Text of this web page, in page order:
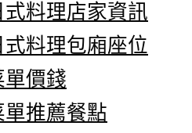
料理店家資訊
料理包廂座位
價錢
推薦餐點